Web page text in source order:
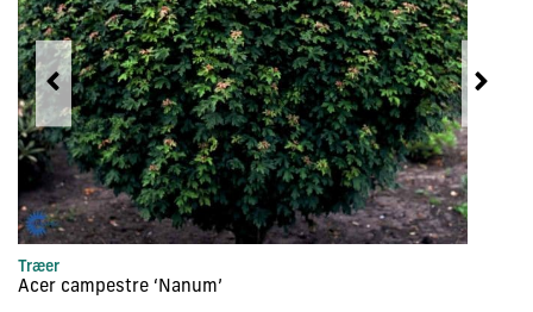
Træer
Acer campestre ‘Nanum’